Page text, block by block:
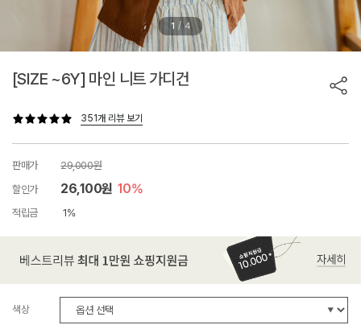
1 / 4
[SIZE ~6Y] 마인 니트 가디건
351개 리뷰 보기
판매가
29,000원
할인가
26,100원 10%
적립금 1%
색상